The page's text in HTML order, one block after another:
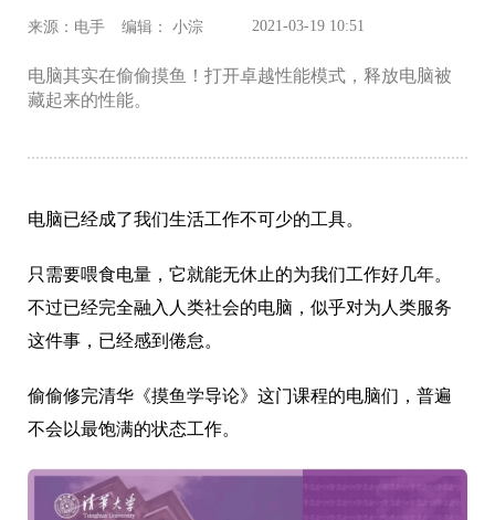
来源：电手 编辑： 小淙 2021-03-19 10:51
电脑其实在偷偷摸鱼！打开卓越性能模式，释放电脑被
藏起来的性能。
电脑已经成了我们生活工作不可少的工具。
只需要喂食电量，它就能无休止的为我们工作好几年。
不过已经完全融入人类社会的电脑，似乎对为人类服务
这件事，已经感到倦怠。
偷偷修完清华《摸鱼学导论》这门课程的电脑们，普遍
不会以最饱满的状态工作。